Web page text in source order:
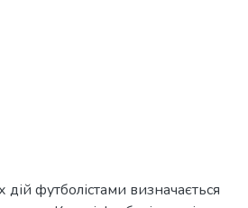
футболістами визначається